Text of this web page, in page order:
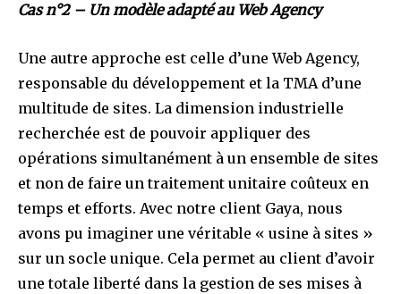
Cas n°2 – Un modèle adapté au Web Agency
Une autre approche est celle d’une Web Agency,
responsable du développement et la TMA d’une
multitude de sites. La dimension industrielle
recherchée est de pouvoir appliquer des
opérations simultanément à un ensemble de sites
et non de faire un traitement unitaire coûteux en
temps et efforts. Avec notre client Gaya, nous
avons pu imaginer une véritable « usine à sites »
sur un socle unique. Cela permet au client d’avoir
une totale liberté dans la gestion de ses mises à